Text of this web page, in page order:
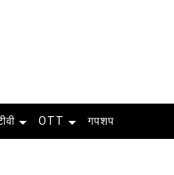
OTT गपशप